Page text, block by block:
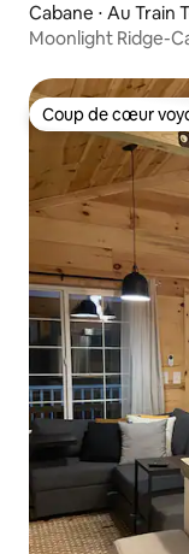
Cabane ⋅ Au Train
Moonlight Ridge-
Coup de cœur
Coup de cœur